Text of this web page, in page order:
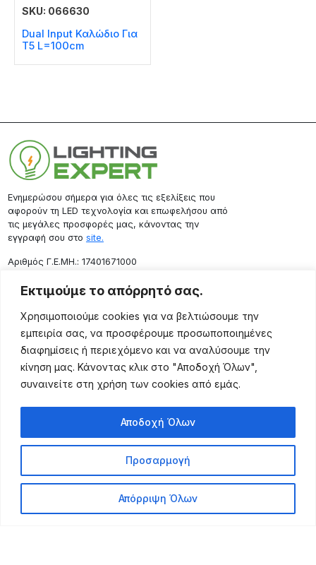
Εκτιμούμε το απόρρητό σας.
Χρησιμοποιούμε cookies για να βελτιώσουμε την
εμπειρία σας, να προσφέρουμε προσωποποιημένες
διαφημίσεις ή περιεχόμενο και να αναλύσουμε την
κίνηση μας. Κάνοντας κλικ στο "Αποδοχή Όλων",
συναινείτε στη χρήση των cookies από εμάς.
Προσαρμογή
Απόρριψη Όλων
Αποδοχή Όλων
SKU: 066630
Dual Input Καλώδιο Για
T5 L=100cm
Ενημερώσου σήμερα για όλες τις εξελίξεις που
αφορούν τη LED τεχνολογία και επωφελήσου από
τις μεγάλες προσφορές μας, κάνοντας την
εγγραφή σου στο site.
Aριθμός Γ.Ε.ΜΗ.: 17401671000
Επικοινωνία
Ρόδου 133, Αθήνα 10443
(+30) 211 725 5427
sales@lightingexpert.gr
Χρήσιμες Σελίδες
Προϊόντα
Τρόποι Αποστολής